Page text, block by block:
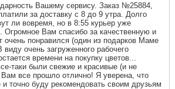
Вашему сервису. Заказ №25884,
за доставку с 8 до 9 утра. Долго
ли вовремя, но в 8:55 курьер уже
Огромное Вам спасибо за качественную и
очень понравился (один из подарков Маме
очень загруженного рабочего
времени на покупку цветов...
таки были свежие и красивые (и не
все прошло отлично! Я уверена, что
точно буду рекомендовать своим друзьям